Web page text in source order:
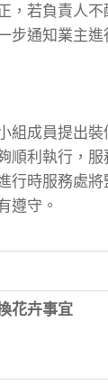
，若負責人
步通知業主進
組成員提出
順利執行，
行時服務處
遵守。
花卉事宜